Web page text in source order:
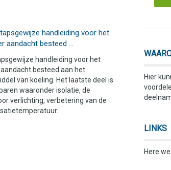
handleiding voor het
aandacht besteed …
handleiding voor het
besteed aan het
van koeling. Het laatste deel is
waaronder isolatie, de
verlichting, verbetering van de
Hier
LINKS
Here